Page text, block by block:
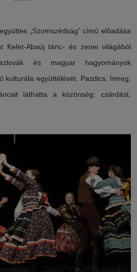
„Szomszédság” című előadása
Kelet-Abaúj tánc- és zenei világából
és magyar hagyományok
kulturális együttélését. Pazdics, Imreg,
láthatta a közönség: csárdást,